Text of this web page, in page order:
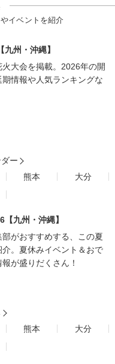
イベントを紹介
州・沖縄】
大会を掲載。2026年の開
情報や人気ランキングな
ー
熊本
大分
九州・沖縄】
がおすすめする、この夏
。夏休みイベント＆おで
が盛りだくさん！
熊本
大分